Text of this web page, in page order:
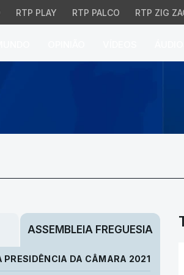
RTP PLAY RTP PALCO RTP ZIG
ASSEMBLEIA FREGUESIA
PRESIDÊNCIA DA CÂMARA 2021